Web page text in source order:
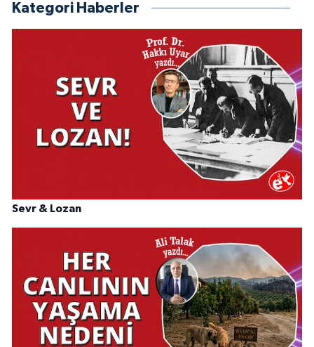
Kategori Haberler
Sevr & Lozan